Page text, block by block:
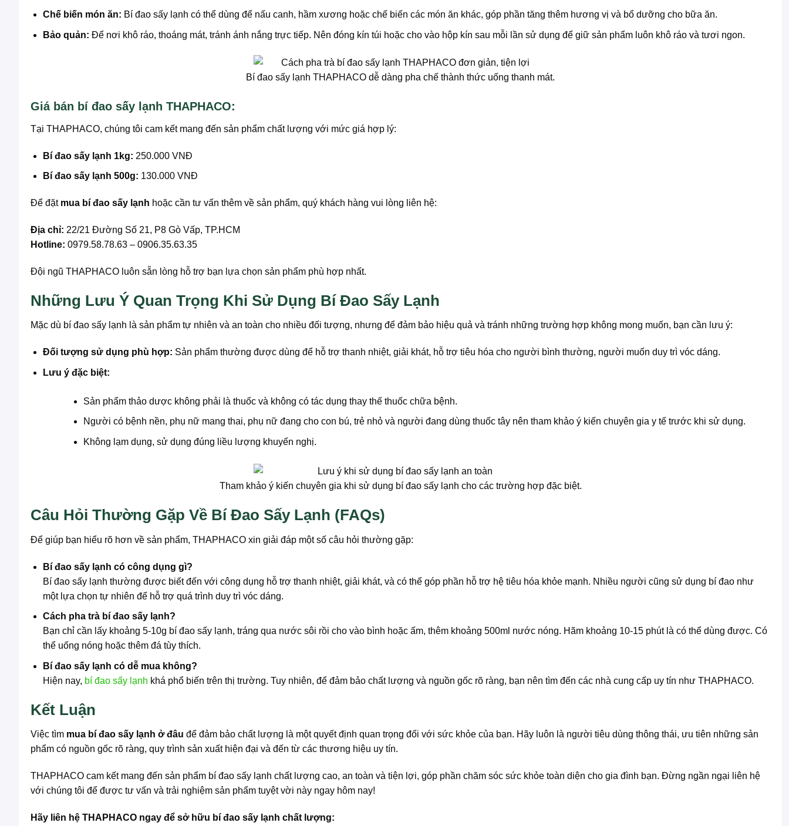
Chế biến món ăn: Bí đao sấy lạnh có thể dùng để nấu canh, hầm xương hoặc chế biến các món ăn khác, góp phần tăng thêm hương vị và bổ dưỡng cho bữa ăn.
Bảo quản: Để nơi khô ráo, thoáng mát, tránh ánh nắng trực tiếp. Nên đóng kín túi hoặc cho vào hộp kín sau mỗi lần sử dụng để giữ sản phẩm luôn khô ráo và tươi ngon.
Bí đao sấy lạnh THAPHACO dễ dàng pha chế thành thức uống thanh mát.
Giá bán bí đao sấy lạnh THAPHACO:
Tại THAPHACO, chúng tôi cam kết mang đến sản phẩm chất lượng với mức giá hợp lý:
Bí đao sấy lạnh 1kg: 250.000 VNĐ
Bí đao sấy lạnh 500g: 130.000 VNĐ
Để đặt mua bí đao sấy lạnh hoặc cần tư vấn thêm về sản phẩm, quý khách hàng vui lòng liên hệ:
Địa chỉ: 22/21 Đường Số 21, P8 Gò Vấp, TP.HCM
Hotline: 0979.58.78.63 – 0906.35.63.35
Đội ngũ THAPHACO luôn sẵn lòng hỗ trợ bạn lựa chọn sản phẩm phù hợp nhất.
Những Lưu Ý Quan Trọng Khi Sử Dụng Bí Đao Sấy Lạnh
Mặc dù bí đao sấy lạnh là sản phẩm tự nhiên và an toàn cho nhiều đối tượng, nhưng để đảm bảo hiệu quả và tránh những trường hợp không mong muốn, bạn cần lưu ý:
Đối tượng sử dụng phù hợp: Sản phẩm thường được dùng để hỗ trợ thanh nhiệt, giải khát, hỗ trợ tiêu hóa cho người bình thường, người muốn duy trì vóc dáng.
Lưu ý đặc biệt:
Sản phẩm thảo dược không phải là thuốc và không có tác dụng thay thế thuốc chữa bệnh.
Người có bệnh nền, phụ nữ mang thai, phụ nữ đang cho con bú, trẻ nhỏ và người đang dùng thuốc tây nên tham khảo ý kiến chuyên gia y tế trước khi sử dụng.
Không lạm dụng, sử dụng đúng liều lượng khuyến nghị.
Tham khảo ý kiến chuyên gia khi sử dụng bí đao sấy lạnh cho các trường hợp đặc biệt.
Câu Hỏi Thường Gặp Về Bí Đao Sấy Lạnh (FAQs)
Để giúp bạn hiểu rõ hơn về sản phẩm, THAPHACO xin giải đáp một số câu hỏi thường gặp:
Bí đao sấy lạnh có công dụng gì?
Bí đao sấy lạnh thường được biết đến với công dụng hỗ trợ thanh nhiệt, giải khát, và có thể góp phần hỗ trợ hệ tiêu hóa khỏe mạnh. Nhiều người cũng sử dụng bí đao như
một lựa chọn tự nhiên để hỗ trợ quá trình duy trì vóc dáng.
Cách pha trà bí đao sấy lạnh?
Bạn chỉ cần lấy khoảng 5-10g bí đao sấy lạnh, tráng qua nước sôi rồi cho vào bình hoặc ấm, thêm khoảng 500ml nước nóng. Hãm khoảng 10-15 phút là có thể dùng được. Có
thể uống nóng hoặc thêm đá tùy thích.
Bí đao sấy lạnh có dễ mua không?
Hiện nay, bí đao sấy lạnh khá phổ biến trên thị trường. Tuy nhiên, để đảm bảo chất lượng và nguồn gốc rõ ràng, bạn nên tìm đến các nhà cung cấp uy tín như THAPHACO.
Kết Luận
Việc tìm mua bí đao sấy lạnh ở đâu để đảm bảo chất lượng là một quyết định quan trọng đối với sức khỏe của bạn. Hãy luôn là người tiêu dùng thông thái, ưu tiên những sản
phẩm có nguồn gốc rõ ràng, quy trình sản xuất hiện đại và đến từ các thương hiệu uy tín.
THAPHACO cam kết mang đến sản phẩm bí đao sấy lạnh chất lượng cao, an toàn và tiện lợi, góp phần chăm sóc sức khỏe toàn diện cho gia đình bạn. Đừng ngần ngại liên hệ
với chúng tôi để được tư vấn và trải nghiệm sản phẩm tuyệt vời này ngay hôm nay!
Hãy liên hệ THAPHACO ngay để sở hữu bí đao sấy lạnh chất lượng: